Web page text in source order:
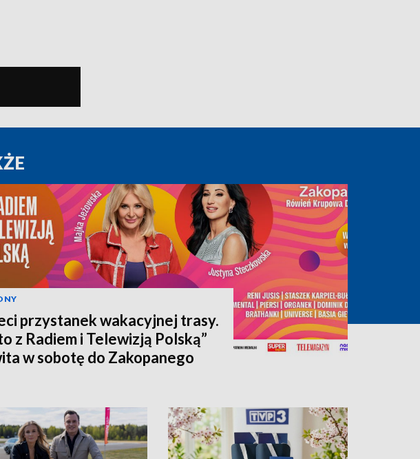
przystanek wakacyjnej trasy.
z Radiem i Telewizją Polską”
w sobotę do Zakopanego